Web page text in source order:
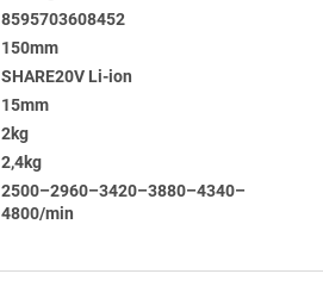
8595703608452
150mm
SHARE20V Li-ion
15mm
2kg
2,4kg
2500–2960–3420–3880–4340–
4800/min